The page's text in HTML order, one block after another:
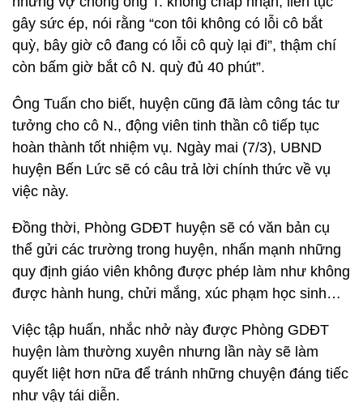
gây sức ép, nói rằng “con tôi không có lỗi cô bắt
quỳ, bây giờ cô đang có lỗi cô quỳ lại đi”, thậm chí
còn bấm giờ bắt cô N. quỳ đủ 40 phút”.
Ông Tuấn cho biết, huyện cũng đã làm công tác tư
tưởng cho cô N., động viên tinh thần cô tiếp tục
hoàn thành tốt nhiệm vụ. Ngày mai (7/3), UBND
huyện Bến Lức sẽ có câu trả lời chính thức về vụ
việc này.
Đồng thời, Phòng GDĐT huyện sẽ có văn bản cụ
thể gửi các trường trong huyện, nhấn mạnh những
quy định giáo viên không được phép làm như không
được hành hung, chửi mắng, xúc phạm học sinh…
Việc tập huấn, nhắc nhở này được Phòng GDĐT
huyện làm thường xuyên nhưng lần này sẽ làm
quyết liệt hơn nữa để tránh những chuyện đáng tiếc
như vậy tái diễn.